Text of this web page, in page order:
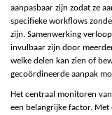
aanpasbaar zijn zodat ze
specifieke workflows
zijn. Samenwerking
invulbaar zijn door
welke delen kan zien of
gecoördineerde aanpak
Het centraal monitoren
een belangrijke factor.